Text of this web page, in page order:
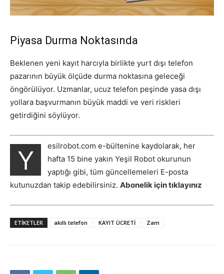
Piyasa Durma Noktasında
Beklenen yeni kayıt harcıyla birlikte yurt dışı telefon
pazarının büyük ölçüde durma noktasına geleceği
öngörülüyor. Uzmanlar, ucuz telefon peşinde yasa dışı
yollara başvurmanın büyük maddi ve veri riskleri
getirdiğini söylüyor.
Y
esilrobot.com e-bültenine kaydolarak, her
hafta 15 bine yakın Yeşil Robot okurunun
yaptığı gibi, tüm güncellemeleri E-posta
kutunuzdan takip edebilirsiniz. Abonelik için tıklayınız
ETIKETLER akıllı telefon KAYIT ÜCRETİ Zam